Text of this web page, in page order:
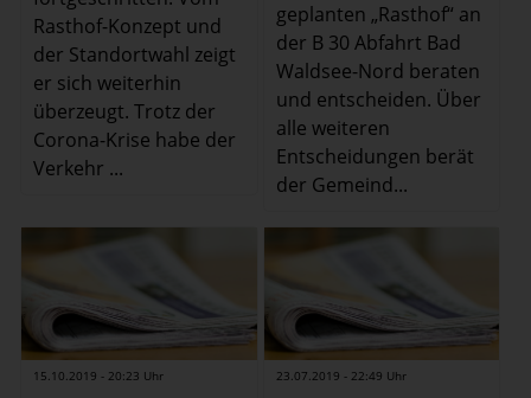
Rasthof-Konzept und
der Standortwahl zeigt
er sich weiterhin
überzeugt. Trotz der
Corona-Krise habe der
Verkehr ...
geplanten „Rasthof“ an
der B 30 Abfahrt Bad
Waldsee-Nord beraten
und entscheiden. Über
alle weiteren
Entscheidungen berät
der Gemeind...
15.10.2019 - 20:23 Uhr 23.07.2019 - 22:49 Uhr